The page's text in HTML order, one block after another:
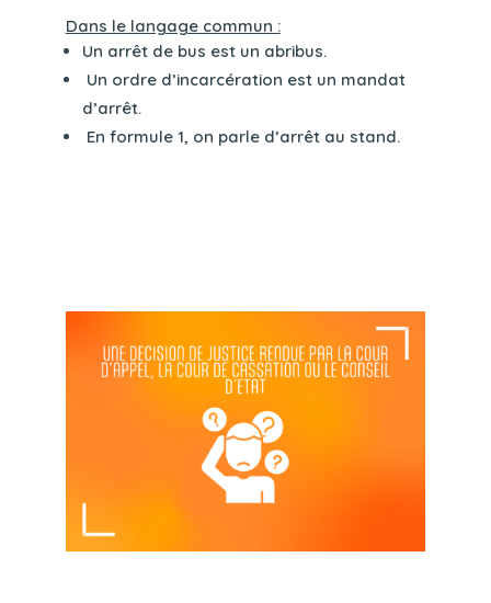
Dans le langage commun :
Un arrêt de bus est un abribus.
Un ordre d’incarcération est un mandat
d’arrêt.
En formule 1, on parle d’arrêt au stand.